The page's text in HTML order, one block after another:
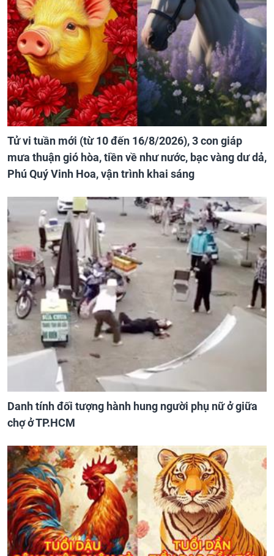
Tử vi tuần mới (từ 10 đến 16/8/2026), 3 con giáp
mưa thuận gió hòa, tiền về như nước, bạc vàng dư dả,
Phú Quý Vinh Hoa, vận trình khai sáng
Danh tính đối tượng hành hung người phụ nữ ở giữa
chợ ở TP.HCM